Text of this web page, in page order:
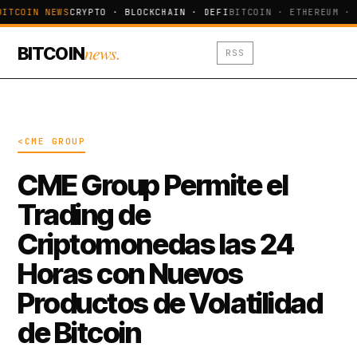
NEWSCRYPTO · BLOCKCHAIN · DEFIBITCOIN · ETHEREUM ·
BITCOINnews. RSS
<CME GROUP
CME Group Permite el
Trading de
Criptomonedas las 24
Horas con Nuevos
Productos de Volatilidad
de Bitcoin